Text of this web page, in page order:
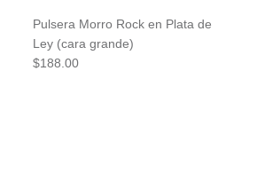
Pulsera Morro Rock en Plata de
Ley (cara grande)
$188.00